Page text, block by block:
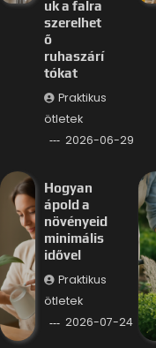
uk a falra
szerelhet
ő
ruhaszárí
tókat
Praktikus
ötletek
2026-06-29
Hogyan
ápold a
növényeid
minimális
idővel
Praktikus
ötletek
2026-07-24